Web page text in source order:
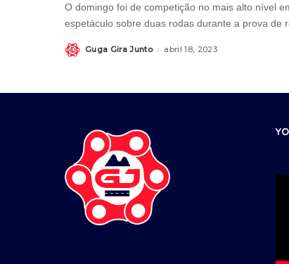
O domingo foi de competição no mais alto nível
espetáculo sobre duas rodas durante a prova de
Guga Gira Junto abril 18, 2023